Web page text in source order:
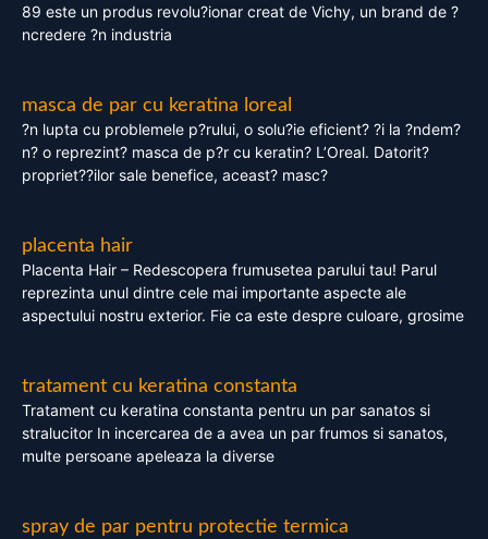
89 este un produs revolu?ionar creat de Vichy, un brand de ?
ncredere ?n industria
masca de par cu keratina loreal
?n lupta cu problemele p?rului, o solu?ie eficient? ?i la ?ndem?
n? o reprezint? masca de p?r cu keratin? L’Oreal. Datorit?
propriet??ilor sale benefice, aceast? masc?
placenta hair
Placenta Hair – Redescopera frumusetea parului tau! Parul
reprezinta unul dintre cele mai importante aspecte ale
aspectului nostru exterior. Fie ca este despre culoare, grosime
tratament cu keratina constanta
Tratament cu keratina constanta pentru un par sanatos si
stralucitor In incercarea de a avea un par frumos si sanatos,
multe persoane apeleaza la diverse
spray de par pentru protectie termica